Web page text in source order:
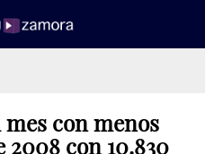
mes con menos
2008 con 10.830